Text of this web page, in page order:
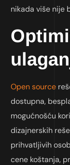
nikada više nije
Open source
dostupna,
mogućnošću
dizajnerskih
prihvatljivih
cene koštanja,